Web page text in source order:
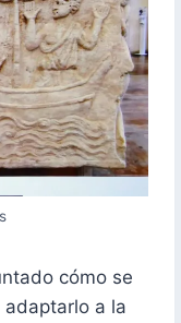
cómo se
a la